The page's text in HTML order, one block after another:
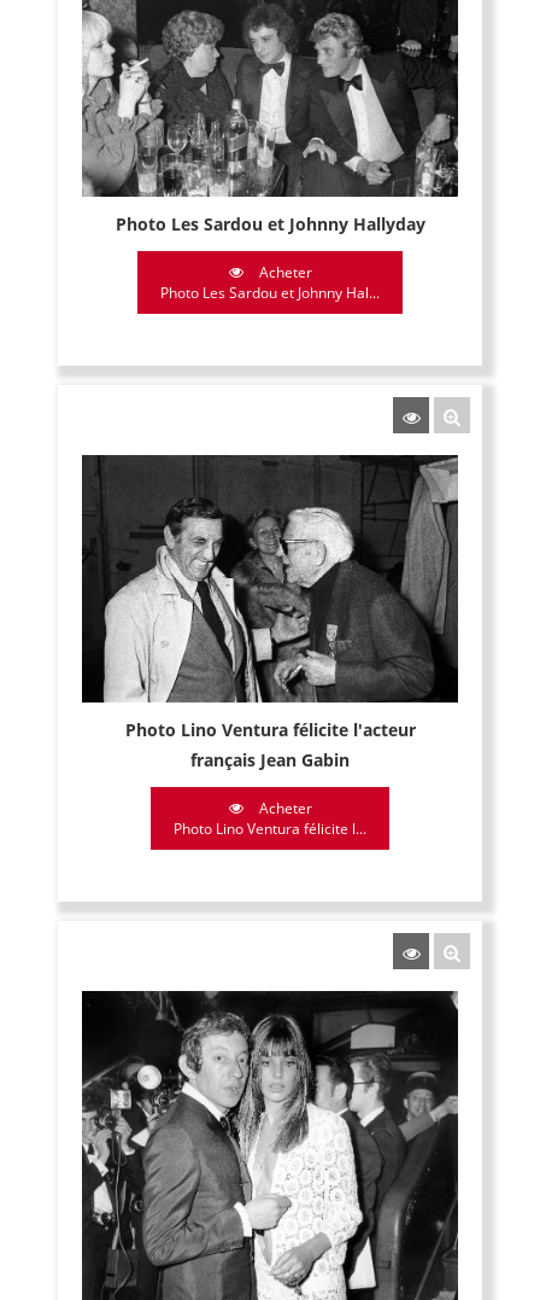
Photo Les Sardou et Johnny Hallyday
Acheter
Photo Les Sardou et Johnny Hal...
Photo Lino Ventura félicite l'acteur
français Jean Gabin
Acheter
Photo Lino Ventura félicite l...